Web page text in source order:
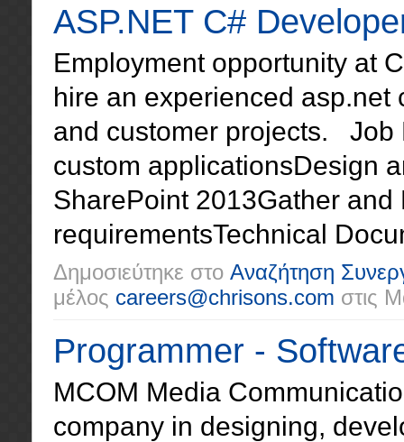
ASP.NET C#
Employment opportunity at
hire an experienced
and customer projects. Job
custom applicationsDesign
SharePoint 2013Gather and
requirementsTechnical
Δημοσιεύτηκε στο Αναζήτηση
μέλος careers@chrisons.com στις
Programmer -
MCOM Media
company in designing,